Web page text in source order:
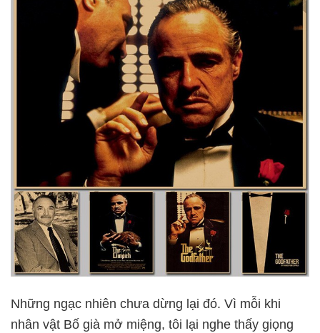
Những ngạc nhiên chưa dừng lại đó. Vì mỗi khi
nhân vật Bố già mở miệng, tôi lại nghe thấy giọng